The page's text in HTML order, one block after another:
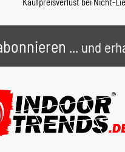
... und